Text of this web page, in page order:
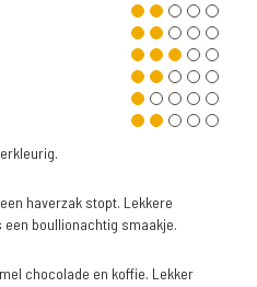
haverzak stopt. Lekkere
boullionachtig smaakje.
chocolade en koffie. Lekker